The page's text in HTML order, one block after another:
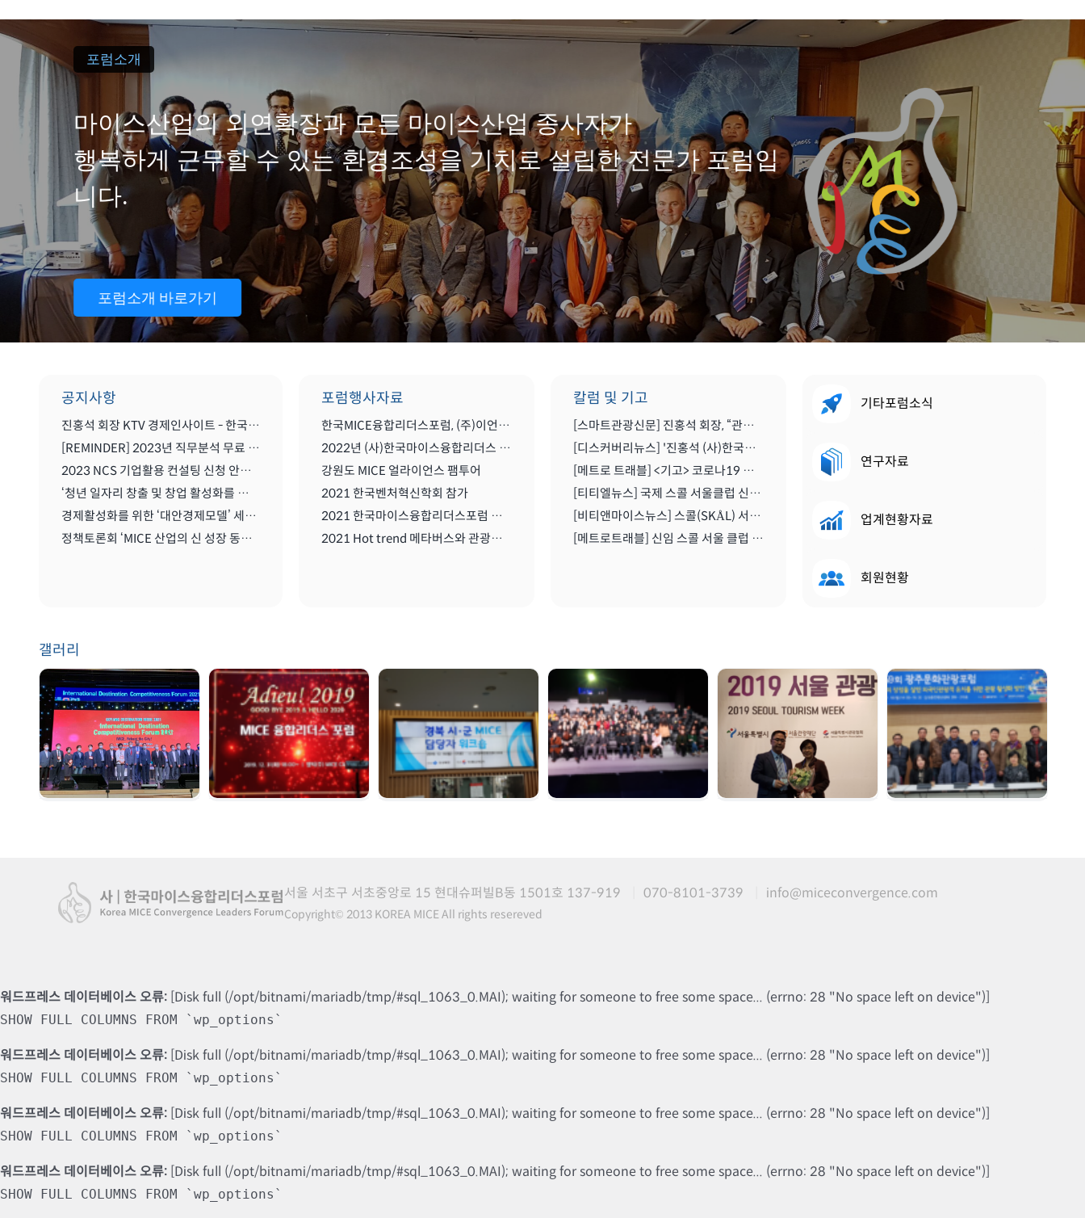
포럼소개
마이스산업의 외연확장과 모든 마이스산업 종사자가
행복하게 근무할 수 있는 환경조성을 기치로 설립한 전문가 포럼입
니다.
포럼소개 바로가기
공지사항
진홍석 회장 KTV 경제인사이트 - 한국 마이스를 말하다
[REMINDER] 2023년 직무분석 무료 컨설팅
2023 NCS 기업활용 컨설팅 신청 안내(무료)
‘청년 일자리 창출 및 창업 활성화를 위한 MICE산업 글로벌화를 위한 세미나'
경제활성화를 위한 ‘대안경제모델’ 세미나
정책토론회 ‘MICE 산업의 신 성장 동력: 협회/단체 관리 및 복합리조트 산업’
포럼행사자료
한국MICE융합리더스포럼, (주)이언컨설팅그룹과 MOU(업무협약) 체결식
2022년 (사)한국마이스융합리더스 포럼 송년 세미나 공유
강원도 MICE 얼라이언스 팸투어
2021 한국벤처혁신학회 참가
2021 한국마이스융합리더스포럼 온라인 세미나 I 2021.08..11
2021 Hot trend 메타버스와 관광산업 I 2021.08.11
칼럼 및 기고
[스마트관광신문] 진홍석 회장, “관광·MICE산업을 바라보는 가치의 전환을 위해 노력이 필요한 시기” | 2021.04.29
[디스커버리뉴스] '진홍석 (사)한국마이스융합리더스포럼 회장',"코로나를 또다른 기회로" | 2020.07.06
[메트로 트래블] <기고> 코로나19 이후 지속가능한 관광마이스산업과 'MICE 5.0' | 2020.06.28
[티티엘뉴스] 국제 스콜 서울클럽 신임 회장에 진홍석 (사)한국마이스융합리더스포럼 회장 | 2019.12.13
[비티앤마이스뉴스] 스콜(SKÅL) 서울 클럽, 2020년 한 해 동안 이끌 새 임원진 구성하다 | 2019.12.13
[메트로트래블] 신임 스콜 서울 클럽 회장에 진홍석 한국마이스융합리더스포럼회장 선출 | 2019.12.22
기타포럼소식
연구자료
업계현황자료
회원현황
갤러리
GDW 2021 | 2021.
08. 25
송년회 | 2019. 12. 31
경북시군 마이스 담당
자 워크숍 | 2019. 12.
16
여수 마이스육성포럼 |
2019. 12. 05
서울관광대상 수상 |
2019. 12. 04
광주문화관광포럼 |
2019. 11. 18
서울 서초구 서초중앙로 15 현대슈퍼빌B동 1501호 137-919 070-8101-3739 info@miceconvergence.com
Copyright© 2013 KOREA MICE All rights resereved
워드프레스 데이터베이스 오류: [Disk full (/opt/bitnami/mariadb/tmp/#sql_1063_0.MAI); waiting for someone to free some space... (errno: 28 "No space left on device")]
SHOW FULL COLUMNS FROM `wp_options`
워드프레스 데이터베이스 오류: [Disk full (/opt/bitnami/mariadb/tmp/#sql_1063_0.MAI); waiting for someone to free some space... (errno: 28 "No space left on device")]
SHOW FULL COLUMNS FROM `wp_options`
워드프레스 데이터베이스 오류: [Disk full (/opt/bitnami/mariadb/tmp/#sql_1063_0.MAI); waiting for someone to free some space... (errno: 28 "No space left on device")]
SHOW FULL COLUMNS FROM `wp_options`
워드프레스 데이터베이스 오류: [Disk full (/opt/bitnami/mariadb/tmp/#sql_1063_0.MAI); waiting for someone to free some space... (errno: 28 "No space left on device")]
SHOW FULL COLUMNS FROM `wp_options`